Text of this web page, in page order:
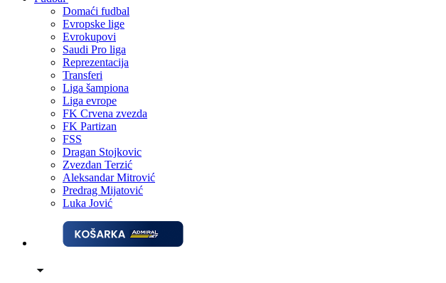
Domaći fudbal
Evropske lige
Evrokupovi
Saudi Pro liga
Reprezentacija
Transferi
Liga šampiona
Liga evrope
FK Crvena zvezda
FK Partizan
FSS
Dragan Stojkovic
Zvezdan Terzić
Aleksandar Mitrović
Predrag Mijatović
Luka Jović